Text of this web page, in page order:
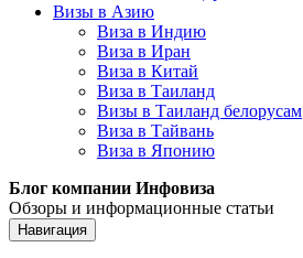
Визы в Азию
Виза в Индию
Виза в Иран
Виза в Китай
Виза в Таиланд
Визы в Таиланд белорусам
Виза в Тайвань
Виза в Японию
Блог компании Инфовиза
Обзоры и информационные статьи
Навигация